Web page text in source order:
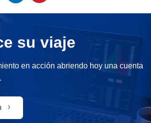
su viaje
en acción abriendo hoy una cuenta